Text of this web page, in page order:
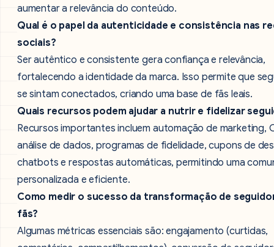
aumentar a relevância do conteúdo.
Qual é o papel da autenticidade e consistência nas
sociais?
Ser autêntico e consistente gera confiança e relevância,
fortalecendo a identidade da marca. Isso permite que
se sintam conectados, criando uma base de fãs leais.
Quais recursos podem ajudar a nutrir e fidelizar
Recursos importantes incluem automação de marketing,
análise de dados, programas de fidelidade, cupons de
chatbots e respostas automáticas, permitindo uma
personalizada e eficiente.
Como medir o sucesso da transformação de
fãs?
Algumas métricas essenciais são: engajamento (curtidas,